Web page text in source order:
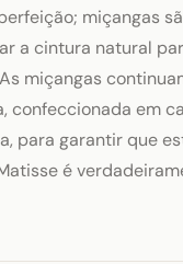
miçangas
a cintura natural
miçangas
confeccionada em
para garantir que
é